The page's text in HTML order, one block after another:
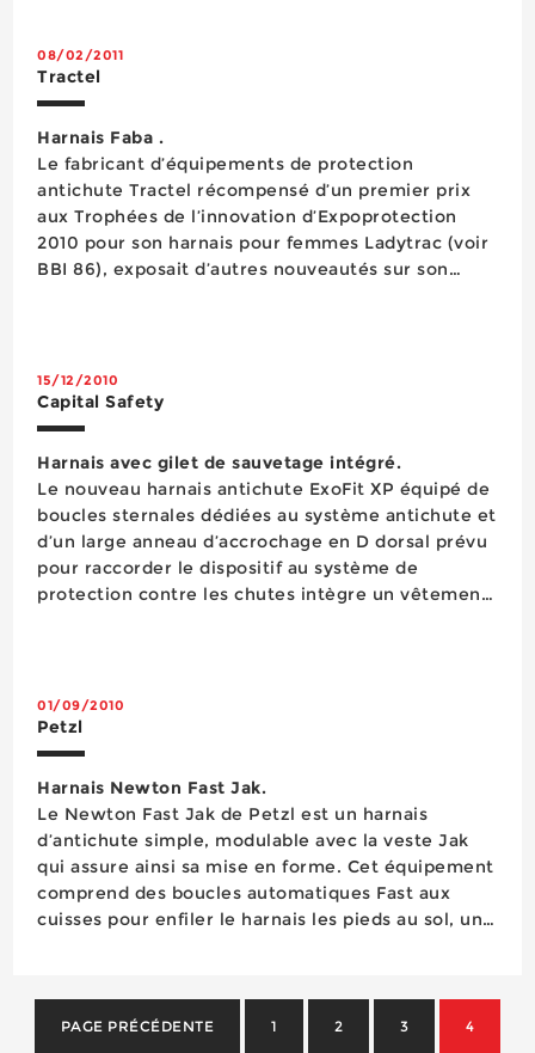
08/02/2011
Tractel
Harnais Faba .
Le fabricant d’équipements de protection
antichute Tractel récompensé d’un premier prix
aux Trophées de l’innovation d’Expoprotection
2010 pour son harnais pour femmes Ladytrac (voir
BBI 86), exposait d’autres nouveautés sur son
15/12/2010
Capital Safety
Harnais avec gilet de sauvetage intégré.
Le nouveau harnais antichute ExoFit XP équipé de
boucles sternales dédiées au système antichute et
d’un large anneau d’accrochage en D dorsal prévu
pour raccorder le dispositif au système de
protection contre les chutes intègre un vêtement
01/09/2010
Petzl
Harnais Newton Fast Jak.
Le Newton Fast Jak de Petzl est un harnais
d’antichute simple, modulable avec la veste Jak
qui assure ainsi sa mise en forme. Cet équipement
comprend des boucles automatiques Fast aux
cuisses pour enfiler le harnais les pieds au sol, un
bretelles équipées de boucles autobloquantes
Doub...
PAGE PRÉCÉDENTE 1 2 3 4